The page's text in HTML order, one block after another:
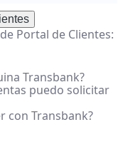
Portal de Clientes:
Transbank?
puedo solicitar
con Transbank?